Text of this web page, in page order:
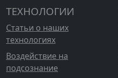
ТЕХНОЛОГИИ
Статьи о наших
технологиях
Воздействие на
подсознание